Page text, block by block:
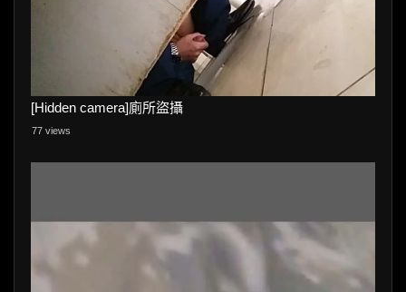
[Hidden camera]廁所盜攝
77 views